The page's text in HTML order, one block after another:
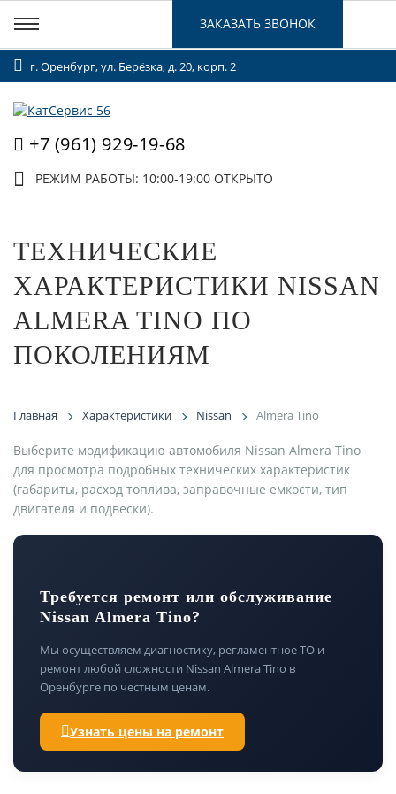
г. Оренбург, ул. Берёзка, д. 20, корп. 2
+7 (961) 929-19-68
РЕЖИМ РАБОТЫ: 10:00-19:00 ОТКРЫТО
ЗАКАЗАТЬ ЗВОНОК
ТЕХНИЧЕСКИЕ
ХАРАКТЕРИСТИКИ NISSAN
ALMERA TINO ПО
ПОКОЛЕНИЯМ
Главная Характеристики Nissan Almera Tino
Выберите модификацию автомобиля Nissan Almera Tino
для просмотра подробных технических характеристик
(габариты, расход топлива, заправочные емкости, тип
двигателя и подвески).
Требуется ремонт или обслуживание
Nissan Almera Tino?
Мы осуществляем диагностику, регламентное ТО и
ремонт любой сложности Nissan Almera Tino в
Оренбурге по честным ценам.
Узнать цены на ремонт